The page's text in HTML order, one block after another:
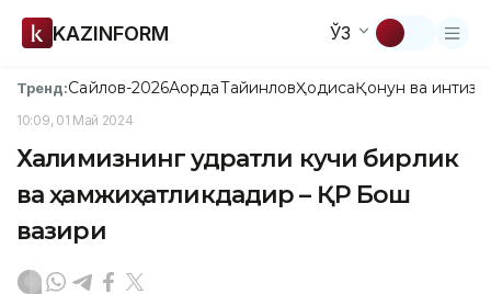
KAZINFORM ЎЗ
Тренд:Сайлов-2026АқордаТайинловҲодисаҚонун ва
10:09, 01 Май 2024
Халқимизнинг қудратли кучи бирлик
ва ҳамжиҳатликдадир – ҚР Бош
вазири